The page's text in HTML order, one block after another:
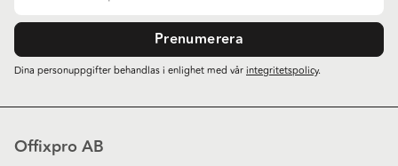
Prenumerera
Dina personuppgifter behandlas i enlighet med vårintegritetspolicy.
Offixpro AB